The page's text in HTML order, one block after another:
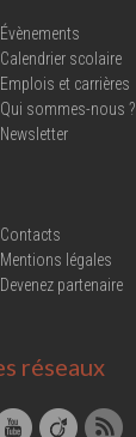
Évènements
Calendrier scolaire
Emplois et carrières
Qui sommes-nous ?
Newsletter
Contacts
Mentions légales
Devenez partenaire
réseaux